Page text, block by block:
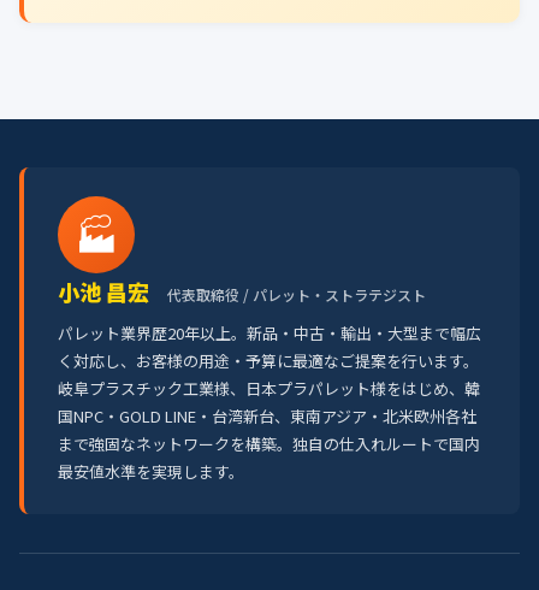
🏭
小池 昌宏 代表取締役 / パレット・ストラテジスト
パレット業界歴20年以上。新品・中古・輸出・大型まで幅広
く対応し、お客様の用途・予算に最適なご提案を行います。
岐阜プラスチック工業様、日本プラパレット様をはじめ、韓
国NPC・GOLD LINE・台湾新台、東南アジア・北米欧州各社
まで強固なネットワークを構築。独自の仕入れルートで国内
最安値水準を実現します。